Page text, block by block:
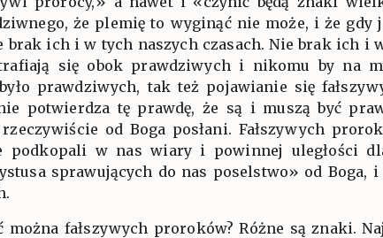
że plemię to wyginąć nie może, i że
brak ich i w tych naszych czasach. Nie brak ich i
się obok prawdziwych i nikomu by na
prawdziwych, tak też pojawianie się
potwierdza tę prawdę, że są i muszą być
od Boga posłani. Fałszywych
podkopali w nas wiary i powinnej uległości
sprawujących do nas poselstwo» od
można fałszywych proroków? Różne są znaki.